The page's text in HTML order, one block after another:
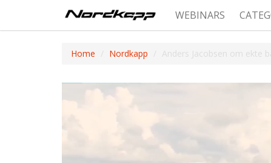
WEBINARS
Home Nordkapp Anders Jacobsen om ekte